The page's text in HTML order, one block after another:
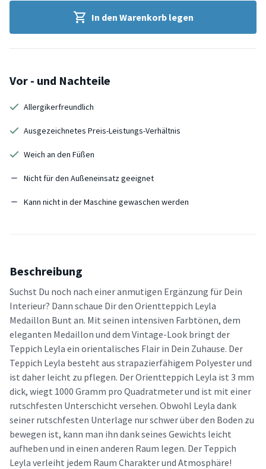
In den Warenkorb legen
Vor - und Nachteile
Allergikerfreundlich
Ausgezeichnetes Preis-Leistungs-Verhältnis
Weich an den Füßen
Nicht für den Außeneinsatz geeignet
Kann nicht in der Maschine gewaschen werden
Beschreibung
Suchst Du noch nach einer anmutigen Ergänzung für Dein
Interieur? Dann schaue Dir den Orientteppich Leyla
Medaillon Bunt an. Mit seinen intensiven Farbtönen, dem
eleganten Medaillon und dem Vintage-Look bringt der
Teppich Leyla ein orientalisches Flair in Dein Zuhause. Der
Teppich Leyla besteht aus strapazierfähigem Polyester und
ist daher leicht zu pflegen. Der Orientteppich Leyla ist 3 mm
dick, wiegt 1000 Gramm pro Quadratmeter und ist mit einer
rutschfesten Unterschicht versehen. Obwohl Leyla dank
seiner rutschfesten Unterlage nur schwer über den Boden zu
bewegen ist, kann man ihn dank seines Gewichts leicht
aufheben und in einen anderen Raum legen. Der Teppich
Leyla verleiht jedem Raum Charakter und Atmosphäre!